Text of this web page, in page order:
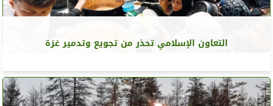
التعاون الإسلامي تحذر من تجويع وتدمير غزة